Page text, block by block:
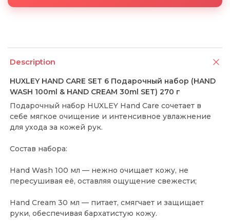
Description
HUXLEY HAND CARE SET 6 Подарочный набор (HAND
WASH 100ml & HAND CREAM 30ml SET) 270 г
Подарочный набор HUXLEY Hand Care сочетает в
себе мягкое очищение и интенсивное увлажнение
для ухода за кожей рук.
Состав набора:
Hand Wash 100 мл — нежно очищает кожу, не
пересушивая её, оставляя ощущение свежести;
Hand Cream 30 мл — питает, смягчает и защищает
руки, обеспечивая бархатистую кожу.